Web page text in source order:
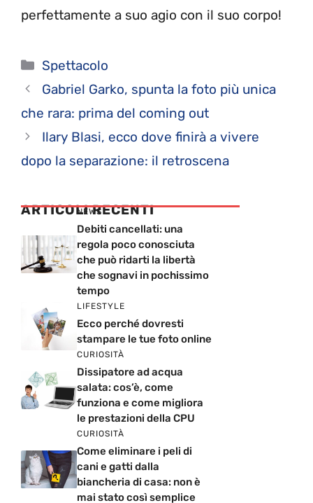
perfettamente a suo agio con il suo corpo!
Categorie
Spettacolo
Gabriel Garko, spunta la foto più unica
che rara: prima del coming out
Ilary Blasi, ecco dove finirà a vivere
dopo la separazione: il retroscena
ARTICOLI RECENTI
NEWS
Debiti cancellati: una
regola poco conosciuta
che può ridarti la libertà
che sognavi in pochissimo
tempo
LIFESTYLE
Ecco perché dovresti
stampare le tue foto online
CURIOSITÀ
Dissipatore ad acqua
salata: cos’è, come
funziona e come migliora
le prestazioni della CPU
CURIOSITÀ
Come eliminare i peli di
cani e gatti dalla
biancheria di casa: non è
mai stato così semplice